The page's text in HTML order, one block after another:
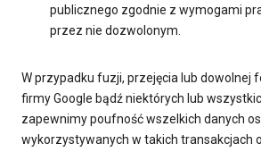
publicznego zgodnie z wymogami
przez nie dozwolonym.
W przypadku fuzji, przejęcia lub dowolnej
firmy Google bądź niektórych lub
zapewnimy poufność wszelkich danych
wykorzystywanych w takich transakcjach